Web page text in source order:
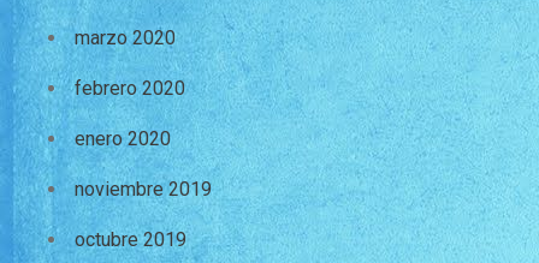
marzo 2020
febrero 2020
enero 2020
noviembre 2019
octubre 2019